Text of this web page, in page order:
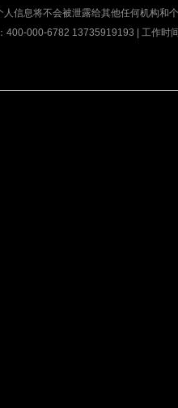
人信息将不会被泄露给其他任何机构和
400-000-6782 13735919193 | 工作时